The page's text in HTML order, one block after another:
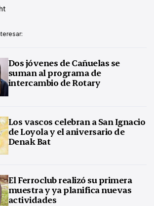
Dos jóvenes de Cañuelas se
suman al programa de
intercambio de Rotary
Los vascos celebran a San Ignacio
de Loyola y el aniversario de
Denak Bat
El Ferroclub realizó su primera
muestra y ya planifica nuevas
actividades